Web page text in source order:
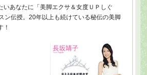
いあなたに「美脚エクサ＆女度ＵＰしぐ
ン伝授。20年以上も続けている秘伝の美脚
！